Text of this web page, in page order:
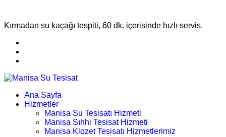
Kırmadan su kaçağı tespiti, 60 dk. içerisinde hızlı servis.
Ana Sayfa
Hizmetler
Manisa Su Tesisatı Hizmeti
Manisa Sıhhi Tesisat Hizmeti
Manisa Klozet Tesisatı Hizmetlerimiz